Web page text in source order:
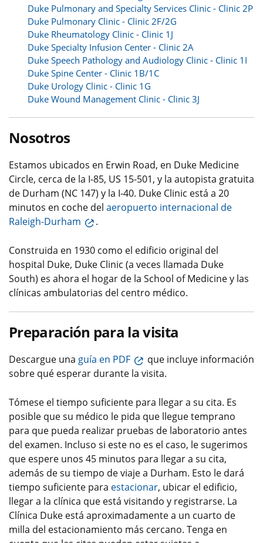
Duke Pulmonary and Specialty Services Clinic - Clinic 2P
Duke Pulmonary Clinic - Clinic 2F/2G
Duke Rheumatology Clinic - Clinic 1J
Duke Specialty Infusion Center - Clinic 2A
Duke Speech Pathology and Audiology Clinic - Clinic 1I
Duke Spine Center - Clinic 1B/1C
Duke Urology Clinic - Clinic 1G
Duke Wound Management Clinic - Clinic 3J
Nosotros
Estamos ubicados en Erwin Road, en Duke Medicine
Circle, cerca de la I-85, US 15-501, y la autopista gratuita
de Durham (NC 147) y la I-40. Duke Clinic está a 20
minutos en coche del aeropuerto internacional de
Raleigh-Durham
.
Construida en 1930 como el edificio original del
hospital Duke, Duke Clinic (a veces llamada Duke
South) es ahora el hogar de la School of Medicine y las
clínicas ambulatorias del centro médico.
Preparación para la visita
Descargue una guía en PDF
que incluye información
sobre qué esperar durante la visita.
Tómese el tiempo suficiente para llegar a su cita. Es
posible que su médico le pida que llegue temprano
para que pueda realizar pruebas de laboratorio antes
del examen. Incluso si este no es el caso, le sugerimos
que espere unos 45 minutos para llegar a su cita,
además de su tiempo de viaje a Durham. Esto le dará
tiempo suficiente para estacionar, ubicar el edificio,
llegar a la clínica que está visitando y registrarse. La
Clínica Duke está aproximadamente a un cuarto de
milla del estacionamiento más cercano. Tenga en